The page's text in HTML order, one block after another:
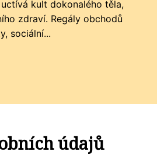
kult dokonalého těla,
zdraví. Regály obchodů
sociální...
údajů